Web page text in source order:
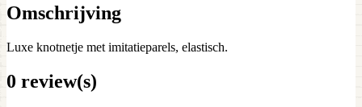
Omschrijving
Luxe knotnetje met imitatieparels, elastisch.
0 review(s)